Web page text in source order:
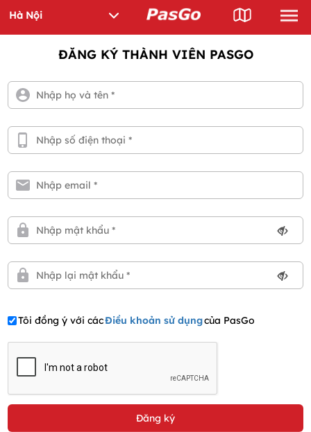
ĐĂNG KÝ THÀNH VIÊN PASGO
Tôi đồng ý với cácĐiều khoản sử dụngcủa PasGo